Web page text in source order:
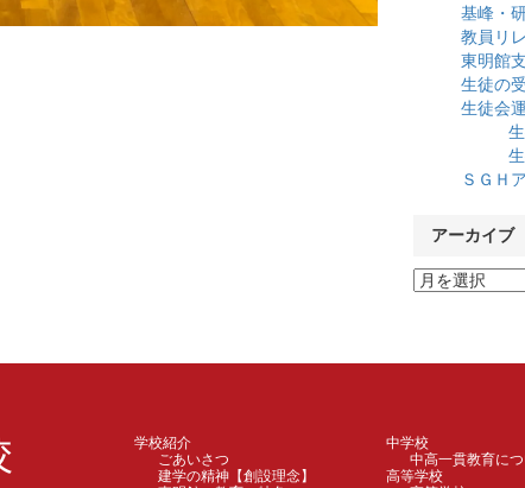
基峰・
教員リ
東明館
生徒の
生徒会
ＳＧＨ
アーカイブ
ア
学校紹介
ごあいさつ
建学の精神【創設理念】
中学校
中高一貫教育に
高等学校